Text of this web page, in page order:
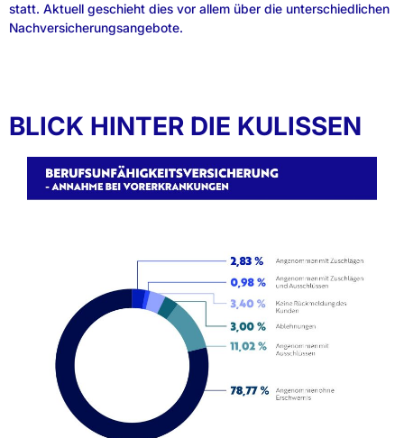
statt. Aktuell geschieht dies vor allem über die unterschiedlichen
Nachversicherungsangebote.
BLICK HINTER DIE KULISSEN